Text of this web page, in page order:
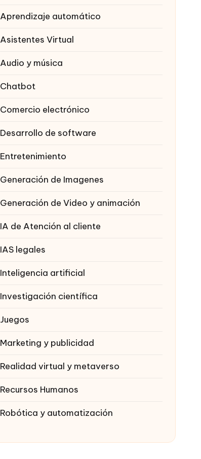
Aprendizaje automático
Asistentes Virtual
Audio y música
Chatbot
Comercio electrónico
Desarrollo de software
Entretenimiento
Generación de Imagenes
Generación de Video y animación
IA de Atención al cliente
IAS legales
Inteligencia artificial
Investigación científica
Juegos
Marketing y publicidad
Realidad virtual y metaverso
Recursos Humanos
Robótica y automatización